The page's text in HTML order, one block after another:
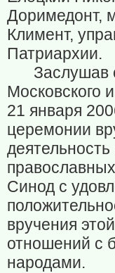
Доримедонт,
Климент,
Патриархии.
Заслушав
Московского
21 января
церемонии
Синод с
вручения
отношений с
народами.